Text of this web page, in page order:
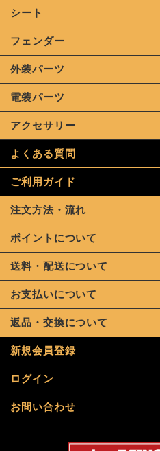
シート
フェンダー
外装パーツ
電装パーツ
アクセサリー
よくある質問
ご利用ガイド
注文方法・流れ
ポイントについて
送料・配送について
お支払いについて
返品・交換について
新規会員登録
ログイン
お問い合わせ